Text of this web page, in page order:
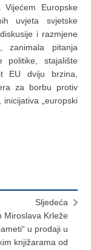
Vijećem Europske
uvjeta svjetske
i razmjene
zanimala pitanja
politike, stajalište
EU dviju brzina,
za borbu protiv
„europski
Sljedeća
Miroslava Krleže
u prodaji u
knjižarama od